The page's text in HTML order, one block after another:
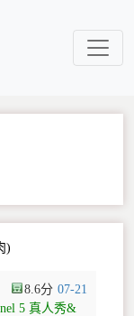
)
8.6 07-21
5 真人秀&